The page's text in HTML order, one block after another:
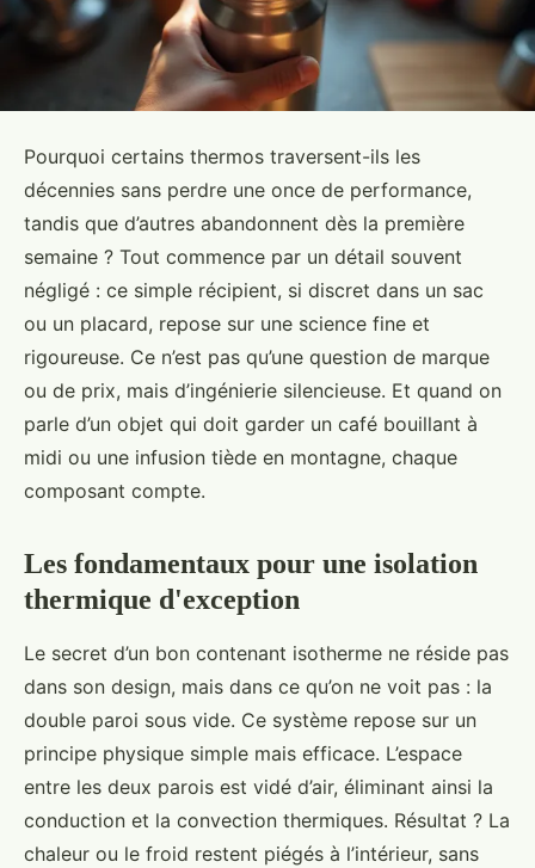
Pourquoi certains thermos traversent-ils les
décennies sans perdre une once de performance,
tandis que d’autres abandonnent dès la première
semaine ? Tout commence par un détail souvent
négligé : ce simple récipient, si discret dans un sac
ou un placard, repose sur une science fine et
rigoureuse. Ce n’est pas qu’une question de marque
ou de prix, mais d’ingénierie silencieuse. Et quand on
parle d’un objet qui doit garder un café bouillant à
midi ou une infusion tiède en montagne, chaque
composant compte.
Les fondamentaux pour une isolation
thermique d'exception
Le secret d’un bon contenant isotherme ne réside pas
dans son design, mais dans ce qu’on ne voit pas : la
double paroi sous vide. Ce système repose sur un
principe physique simple mais efficace. L’espace
entre les deux parois est vidé d’air, éliminant ainsi la
conduction et la convection thermiques. Résultat ? La
chaleur ou le froid restent piégés à l’intérieur, sans